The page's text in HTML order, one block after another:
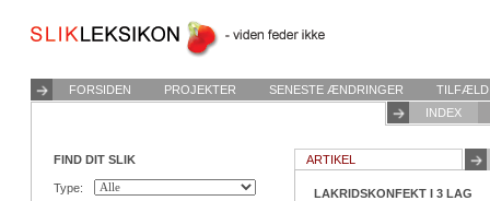
FORSIDEN PROJEKTER SENESTE ÆNDRINGER
INDEX
FIND DIT SLIK
Type:
ARTIKEL
LAKRIDSKONFEKT I 3 LAG